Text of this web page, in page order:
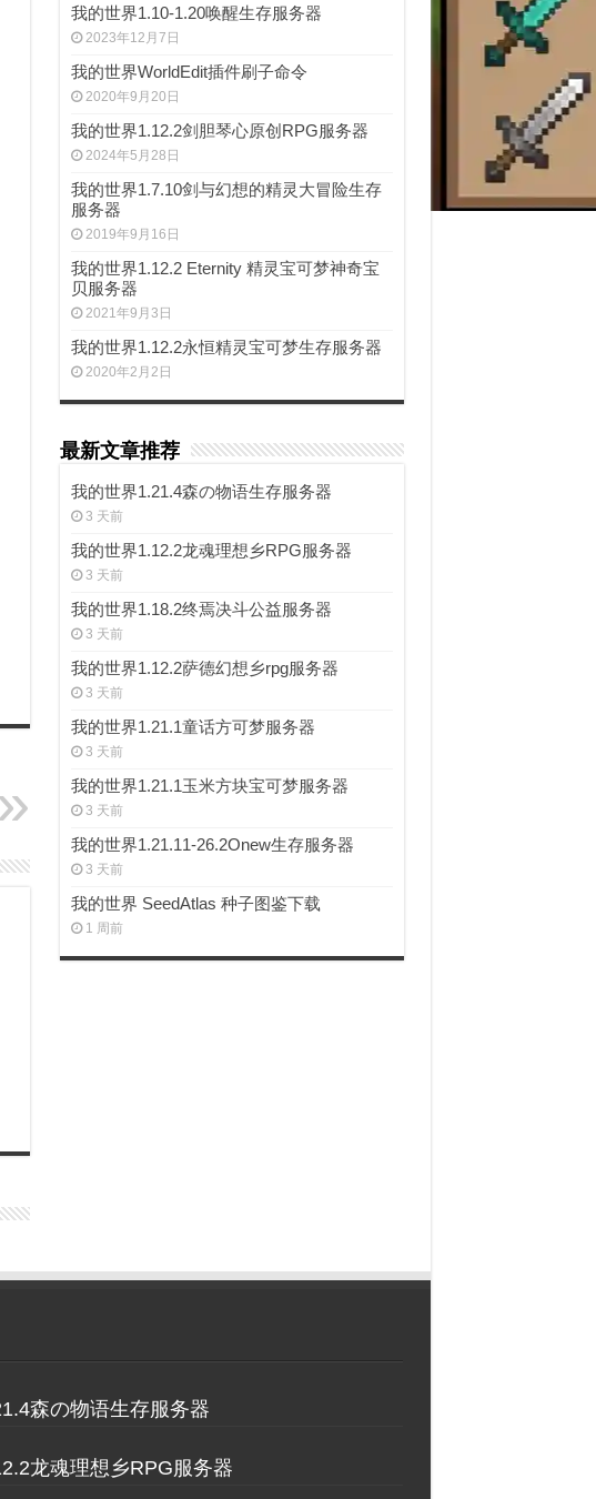
我的世界1.10-1.20唤醒生存服务器
2023年12月7日
我的世界WorldEdit插件刷子命令
2020年9月20日
我的世界1.12.2剑胆琴心原创RPG服务器
2024年5月28日
我的世界1.7.10剑与幻想的精灵大冒险生存
服务器
2019年9月16日
我的世界1.12.2 Eternity 精灵宝可梦神奇宝
贝服务器
2021年9月3日
我的世界1.12.2永恒精灵宝可梦生存服务器
2020年2月2日
最新文章推荐
我的世界1.21.4森の物语生存服务器
3 天前
我的世界1.12.2龙魂理想乡RPG服务器
3 天前
我的世界1.18.2终焉决斗公益服务器
3 天前
我的世界1.12.2萨德幻想乡rpg服务器
3 天前
我的世界1.21.1童话方可梦服务器
3 天前
我的世界1.21.1玉米方块宝可梦服务器
3 天前
我的世界1.21.11-26.2Onew生存服务器
3 天前
我的世界 SeedAtlas 种子图鉴下载
1 周前
森の物语生存服务器
龙魂理想乡RPG服务器